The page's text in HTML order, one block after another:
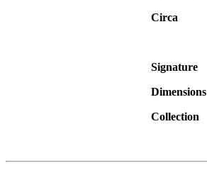
Circa
Signature
Dimensions
Collection